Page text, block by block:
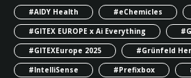
#AIDY Health #eChemicles
#GITEX EUROPE x Ai Everything
#GITEXEurope 2025
#Grünfeld
#IntelliSense
#Prefixbox